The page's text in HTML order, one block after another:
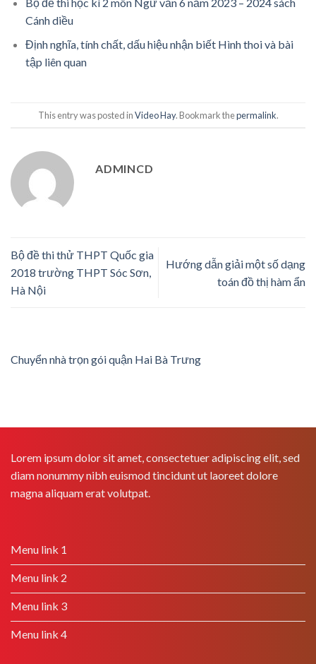
Cánh diều
Định nghĩa, tính chất, dấu hiệu nhận biết Hình thoi và bài
tập liên quan
This entry was posted inVideo Hay. Bookmark thepermalink.
ADMINCD
Bộ đề thi thử THPT Quốc gia
2018 trường THPT Sóc Sơn,
Hà Nội
Hướng dẫn giải một số dạng
toán đồ thị hàm ẩn
Chuyển nhà trọn gói quận Hai Bà Trưng
Lorem ipsum dolor sit amet, consectetuer adipiscing elit, sed
diam nonummy nibh euismod tincidunt ut laoreet dolore
magna aliquam erat volutpat.
Menu link 1
Menu link 2
Menu link 3
Menu link 4